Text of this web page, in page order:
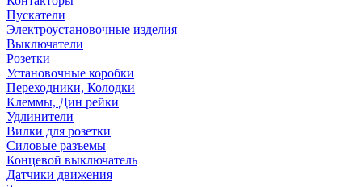
Пускатели
Электроустановочные изделия
Выключатели
Розетки
Установочные коробки
Переходники, Колодки
Клеммы, Дин рейки
Удлинители
Вилки для розетки
Силовые разъемы
Концевой выключатель
Датчики движения